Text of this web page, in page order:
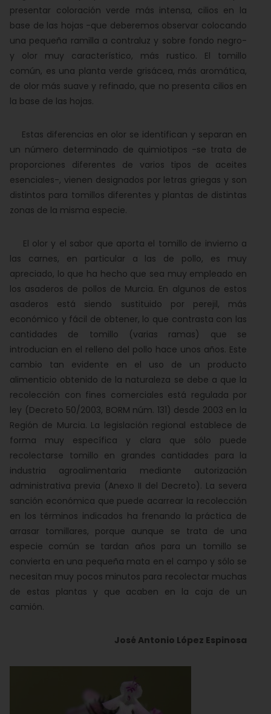
presentar coloración verde más intensa, cilios en la
base de las hojas -que deberemos observar colocando
una pequeña ramilla a contraluz y sobre fondo negro-
y olor muy característico, más rustico. El tomillo
común, es una planta verde grisácea, más aromática,
de olor más suave y refinado, que no presenta cilios en
la base de las hojas.
Estas diferencias en olor se identifican y separan en
un número determinado de quimiotipos -se trata de
proporciones diferentes de varios tipos de aceites
esenciales-, vienen designados por letras griegas y son
distintos para tomillos diferentes y plantas de distintas
zonas de la misma especie.
El olor y el sabor que aporta el tomillo de invierno a
las carnes, en particular a las de pollo, es muy
apreciado, lo que ha hecho que sea muy empleado en
los asaderos de pollos de Murcia. En algunos de estos
asaderos está siendo sustituido por perejil, más
económico y fácil de obtener, lo que contrasta con las
cantidades de tomillo (varias ramas) que se
introducian en el relleno del pollo hace unos años. Este
cambio tan evidente en el uso de un producto
alimenticio obtenido de la naturaleza se debe a que la
recolección con fines comerciales está regulada por
ley (Decreto 50/2003, BORM núm. 131) desde 2003 en la
Región de Murcia. La legislación regional establece de
forma muy específica y clara que sólo puede
recolectarse tomillo en grandes cantidades para la
industria agroalimentaria mediante autorización
administrativa previa (Anexo II del Decreto). La severa
sanción económica que puede acarrear la recolección
en los términos indicados ha frenando la práctica de
arrasar tomillares, porque aunque se trata de una
especie común se tardan años para un tomillo se
convierta en una pequeña mata en el campo y sólo se
necesitan muy pocos minutos para recolectar muchas
de estas plantas y que acaben en la caja de un
camión.
José Antonio López Espinosa